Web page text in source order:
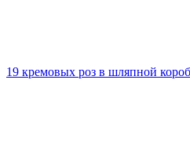
19 кремовых роз в шляпной